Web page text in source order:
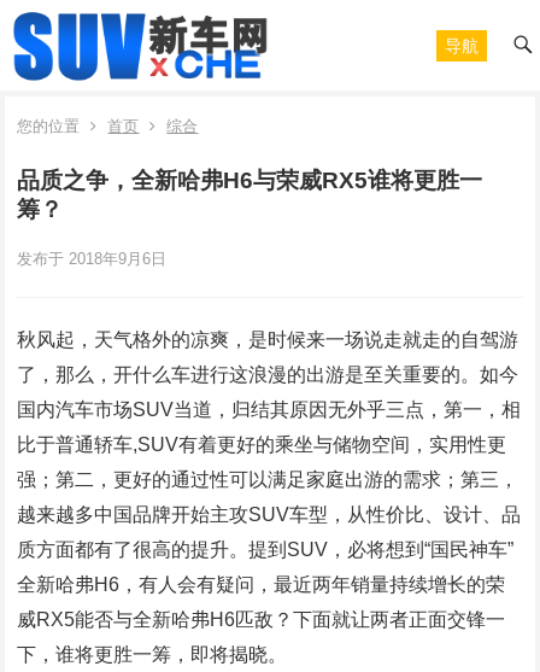
导航
您的位置 首页 综合
品质之争，全新哈弗H6与荣威RX5谁将更胜一
筹？
发布于 2018年9月6日
秋风起，天气格外的凉爽，是时候来一场说走就走的自驾游
了，那么，开什么车进行这浪漫的出游是至关重要的。如今
国内汽车市场SUV当道，归结其原因无外乎三点，第一，相
比于普通轿车,SUV有着更好的乘坐与储物空间，实用性更
强；第二，更好的通过性可以满足家庭出游的需求；第三，
越来越多中国品牌开始主攻SUV车型，从性价比、设计、品
质方面都有了很高的提升。提到SUV，必将想到“国民神车”
全新哈弗H6，有人会有疑问，最近两年销量持续增长的荣
威RX5能否与全新哈弗H6匹敌？下面就让两者正面交锋一
下，谁将更胜一筹，即将揭晓。